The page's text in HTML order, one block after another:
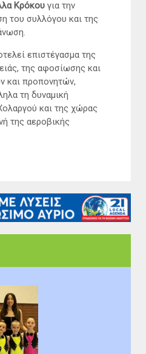
Κρόκου για την
του συλλόγου και της
επιστέγασμα της
της αφοσίωσης και
και προπονητών,
τη δυναμική
και της χώρας
της αεροβικής